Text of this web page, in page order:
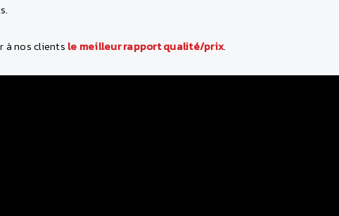
à nos clients le meilleur rapport qualité/prix.